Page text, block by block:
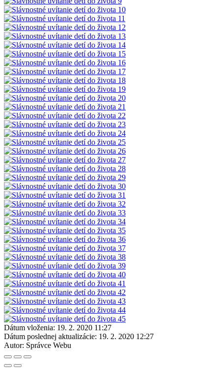
Dátum vloženia: 19. 2. 2020 11:27
Dátum poslednej aktualizácie: 19. 2. 2020 12:27
Autor: Správce Webu